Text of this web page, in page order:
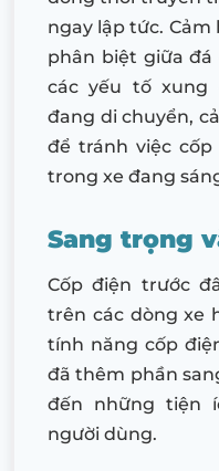
ngay lập tức. Cảm
phân biệt giữa
các yếu tố xung
đang di chuyển,
để tránh việc
trong xe đang
Sang trọng
Cốp điện trước
trên các dòng xe
tính năng cốp
đã thêm phần
đến những tiện
người dùng.